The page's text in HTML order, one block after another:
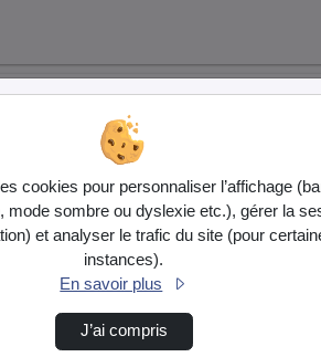
cookies pour personnaliser l’affichage
mode sombre ou dyslexie etc.), gérer la
et analyser le trafic du site (pour
instances).
En savoir plus
J’ai compris